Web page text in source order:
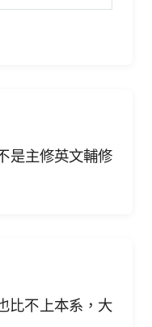
是主修英文輔修
比不上本系，大